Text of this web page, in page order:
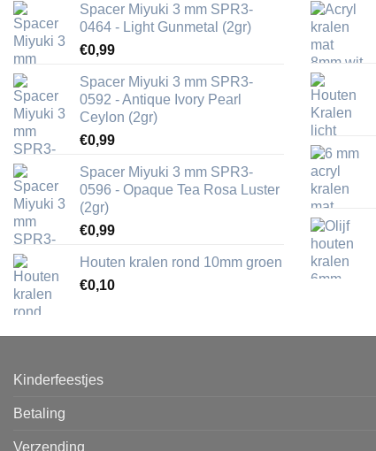
Spacer Miyuki 3 mm SPR3-
0464 - Light Gunmetal (2gr)
€0,99
Spacer Miyuki 3 mm SPR3-
0592 - Antique Ivory Pearl
Ceylon (2gr)
€0,99
Spacer Miyuki 3 mm SPR3-
0596 - Opaque Tea Rosa Luster
(2gr)
€0,99
Houten kralen rond 10mm groen
€0,10
Kinderfeestjes
Betaling
Verzending